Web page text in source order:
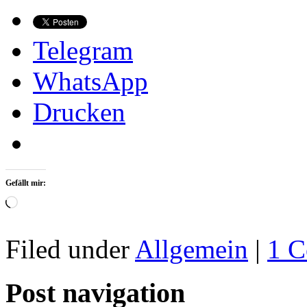
Telegram
WhatsApp
Drucken
Gefällt mir:
Wird
Filed under Allgemein | 1
Post navigation